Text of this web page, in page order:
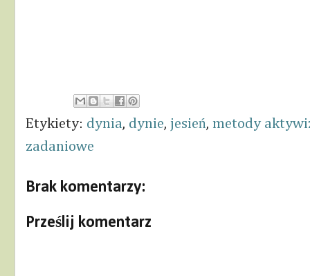
Etykiety: dynia, dynie, jesień, metody
zadaniowe
Brak komentarzy:
Prześlij komentarz